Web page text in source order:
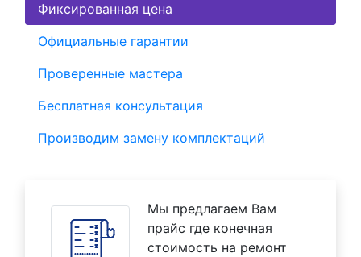
Фиксированная цена
Официальные гарантии
Проверенные мастера
Бесплатная консультация
Производим замену комплектаций
Мы предлагаем Вам
прайс где конечная
стоимость на ремонт